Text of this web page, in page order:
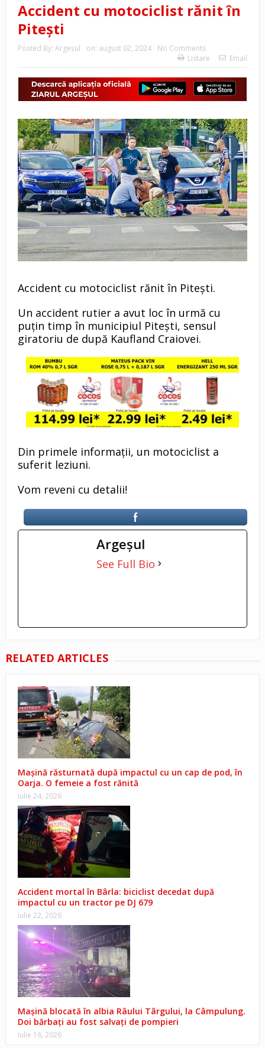
Accident cu motociclist rănit în
Pitești
Posted By: Argeşul on: august 02, 2024
No Comments
Listare
Email
Accident cu motociclist rănit în Pitești.
Un accident rutier a avut loc în urmă cu
puțin timp în municipiul Pitești, sensul
giratoriu de după Kaufland Craiovei.
Din primele informații, un motociclist a
suferit leziuni.
Vom reveni cu detalii!
Argeşul
See Full Bio
RELATED ARTICLES
Mașină răsturnată după impactul cu un cap de pod, în
Oarja. O femeie a fost rănită
iulie 24, 2026
Accident mortal în Bârla: biciclist decedat după
impactul cu un tractor pe DJ 679
iulie 22, 2026
Mașină blocată în albia Râului Târgului, la Câmpulung.
Doi bărbați au fost salvați de pompieri
iulie 16, 2026